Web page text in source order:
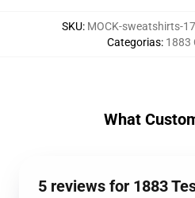
SKU: MOCK-sweatshirts-
Categorias: 1883
What
5 reviews for 1883